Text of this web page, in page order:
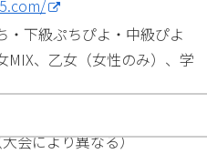
・下級ぷちぴよ・中級ぴよ
MIX、乙女（女性のみ）、学
会により異なる）